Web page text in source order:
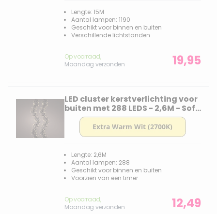
Lengte: 15M
Aantal lampen: 1190
Geschikt voor binnen en buiten
Verschillende lichtstanden
Op voorraad,
Maandag verzonden
19,95
LED cluster kerstverlichting voor
buiten met 288 LEDS - 2,6M - Soft
Gold - 2700K
Lengte: 2,6M
Aantal lampen: 288
Geschikt voor binnen en buiten
Voorzien van een timer
Op voorraad,
Maandag verzonden
12,49